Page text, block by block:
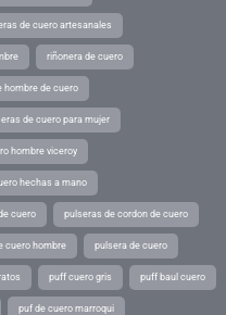
de cuero artesanales
riñonera de cuero
hombre de cuero
de cuero para mujer
hombre viceroy
hechas a mano
cuero pulseras de cordon de cuero
cuero hombre pulsera de cuero
puff cuero gris puff baul cuero
puf de cuero marroqui